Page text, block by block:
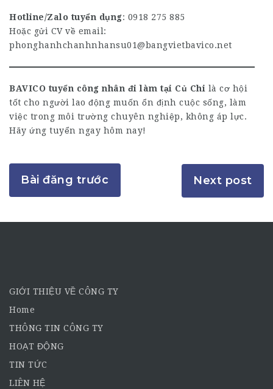
Hotline/Zalo tuyển dụng: 0918 275 885
Hoặc gửi CV về email:
phonghanhchanhnhansu01@bangvietbavico.net
BAVICO tuyển công nhân đi làm tại Củ Chi là cơ hội
tốt cho người lao động muốn ổn định cuộc sống, làm
việc trong môi trường chuyên nghiệp, không áp lực.
Hãy ứng tuyển ngay hôm nay!
Bài đăng trước Next post
GIỚI THIỆU VỀ CÔNG TY
Home
THÔNG TIN CÔNG TY
HOẠT ĐỘNG
TIN TỨC
LIÊN HỆ